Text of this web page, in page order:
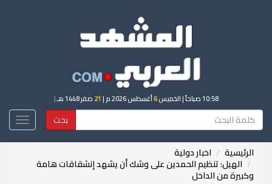
10:58 صباحاً | الخميس6أغسطس 2026 م | 21 صفر 1448 هـ |
بحث
الرئيسية اخبار دولية
الهيل: تنظيم الحمدين على وشك أن يشهد إنشقاقات هامة
وكبيرة من الداخل